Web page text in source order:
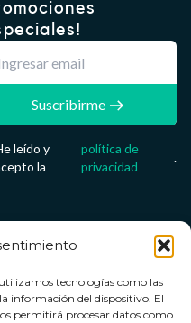
tecnologías como las
información del dispositivo. El
permitirá procesar datos como
Suscribirme
leído y
la
política de
privacidad
.
S.L
de pago